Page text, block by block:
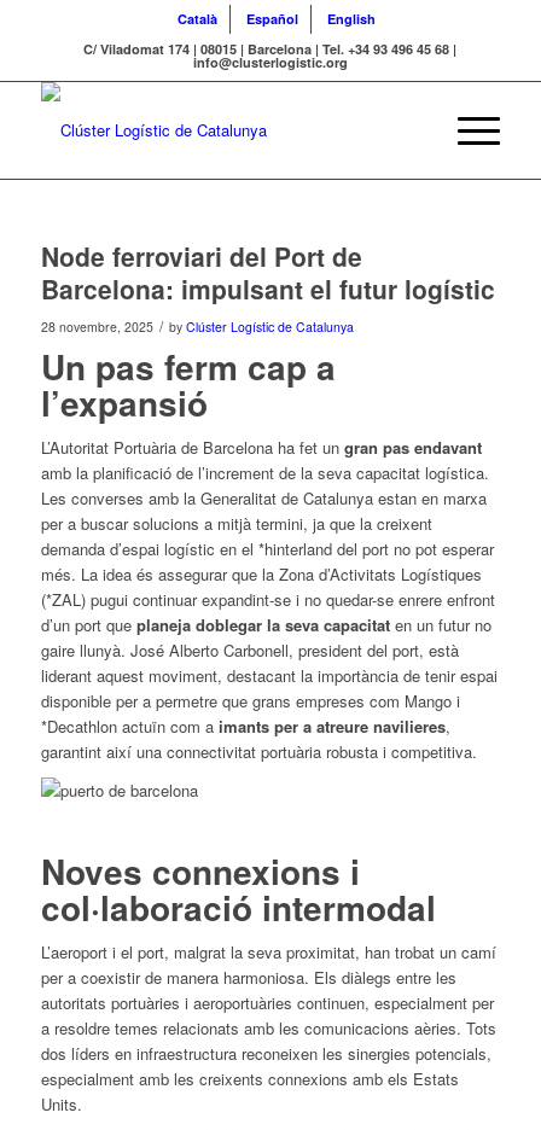
Català Español
English
C/ Viladomat 174 | 08015 | Barcelona | Tel. +34 93 496 45 68 |
info@clusterlogistic.org
Node ferroviari del Port de
Barcelona: impulsant el futur logístic
28 novembre, 2025 / by Clúster Logístic de Catalunya
Un pas ferm cap a
l’expansió
L’Autoritat Portuària de Barcelona ha fet un gran pas endavant
amb la planificació de l’increment de la seva capacitat logística.
Les converses amb la Generalitat de Catalunya estan en marxa
per a buscar solucions a mitjà termini, ja que la creixent
demanda d’espai logístic en el *hinterland del port no pot esperar
més. La idea és assegurar que la Zona d’Activitats Logístiques
(*ZAL) pugui continuar expandint-se i no quedar-se enrere enfront
d’un port que planeja doblegar la seva capacitaten un futur no
gaire llunyà. José Alberto Carbonell, president del port, està
liderant aquest moviment, destacant la importància de tenir espai
disponible per a permetre que grans empreses com Mango i
*Decathlon actuïn com a imants per a atreure navilieres,
garantint així una connectivitat portuària robusta i competitiva.
Noves connexions i
col·laboració intermodal
L’aeroport i el port, malgrat la seva proximitat, han trobat un camí
per a coexistir de manera harmoniosa. Els diàlegs entre les
autoritats portuàries i aeroportuàries continuen, especialment per
a resoldre temes relacionats amb les comunicacions aèries. Tots
dos líders en infraestructura reconeixen les sinergies potencials,
especialment amb les creixents connexions amb els Estats
Units.